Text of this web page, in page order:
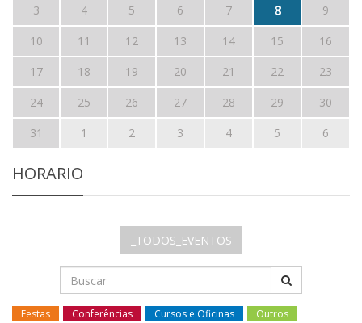
3
4 5 6 7 8
9
10
11 12 13 14 15
16
17
18 19 20 21 22
23
24
25 26 27 28 29
30
31
1 2 3 4 5 6
HORARIO
_TODOS_EVENTOS
Festas Conferências Cursos e Oficinas
Outros